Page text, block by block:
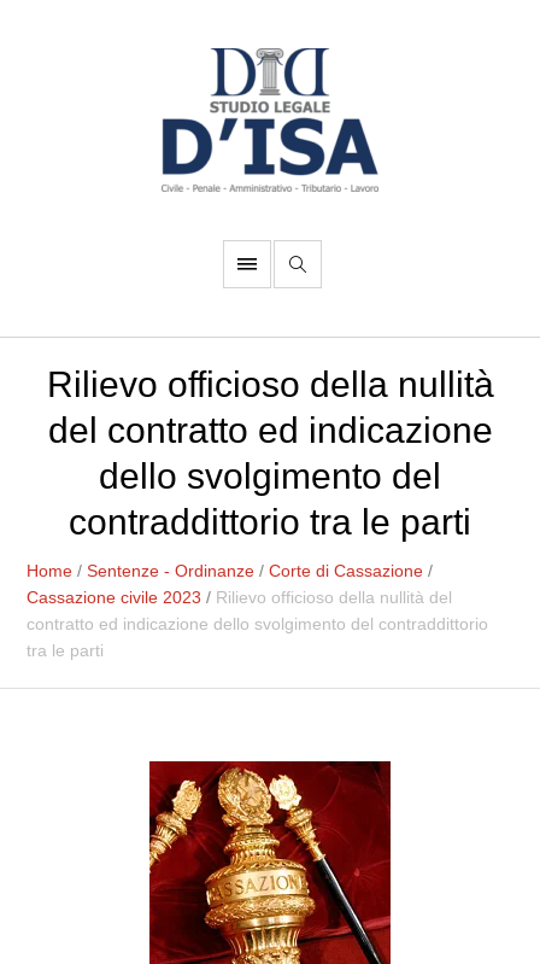
Rilievo officioso della nullità
del contratto ed indicazione
dello svolgimento del
contraddittorio tra le parti
Home /Sentenze - Ordinanze /Corte di Cassazione /
Cassazione civile 2023 / Rilievo officioso della nullità del
contratto ed indicazione dello svolgimento del contraddittorio
tra le parti